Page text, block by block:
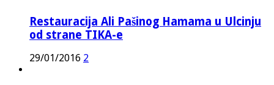
Restauracija Ali Pašinog Hamama u Ulcinju
od strane TIKA-e
29/01/2016 2